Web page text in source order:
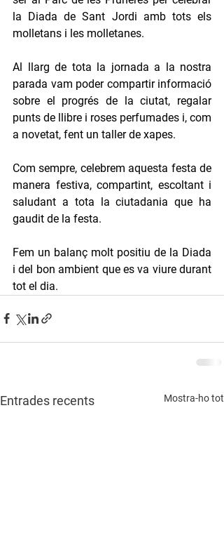
la Diada de Sant Jordi amb tots els
molletans i les molletanes.
Al llarg de tota la jornada a la nostra
parada vam poder compartir informació
sobre el progrés de la ciutat, regalar
punts de llibre i roses perfumades i, com
a novetat, fent un taller de xapes.
Com sempre, celebrem aquesta festa de
manera festiva, compartint, escoltant i
saludant a tota la ciutadania que ha
gaudit de la festa.
Fem un balanç molt positiu de la Diada
i del bon ambient que es va viure durant
tot el dia.
Entrades recents Mostra-ho tot